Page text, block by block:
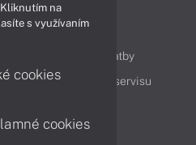
doručenia a platby
služby Cenník servisu
na
s využívaním
cookies
cookies